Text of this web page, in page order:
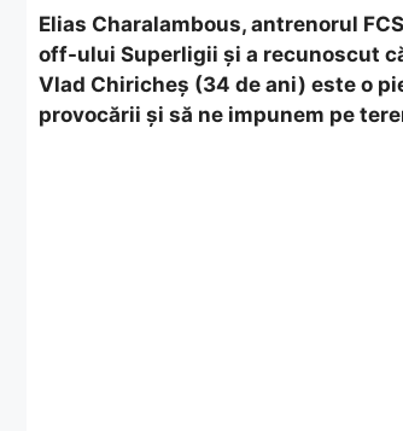
Elias Charalambous, antrenorul
off-ului Superligii și a recunoscut
Vlad Chiricheș (34 de ani) este o
provocării și să ne impunem pe